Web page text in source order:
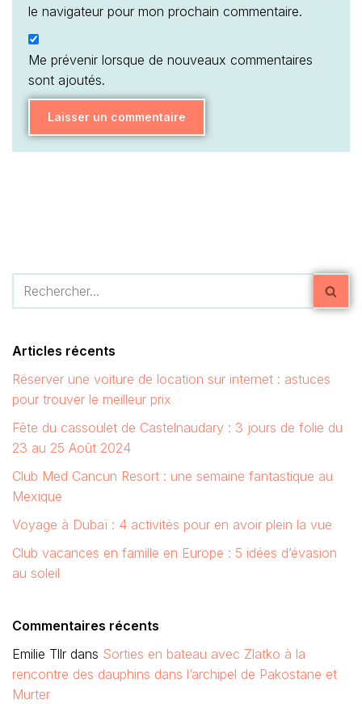
le navigateur pour mon prochain commentaire.
Me prévenir lorsque de nouveaux commentaires
sont ajoutés.
Articles récents
Réserver une voiture de location sur internet : astuces
pour trouver le meilleur prix
Fête du cassoulet de Castelnaudary : 3 jours de folie du
23 au 25 Août 2024
Club Med Cancun Resort : une semaine fantastique au
Mexique
Voyage à Dubaï : 4 activités pour en avoir plein la vue
Club vacances en famille en Europe : 5 idées d’évasion
au soleil
Commentaires récents
Emilie Tllr dans Sorties en bateau avec Zlatko à la
rencontre des dauphins dans l’archipel de Pakostane et
Murter